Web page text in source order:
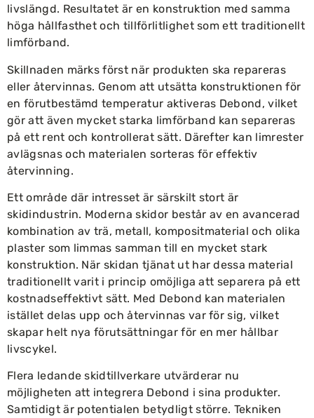
livslängd. Resultatet är en konstruktion med samma
höga hållfasthet och tillförlitlighet som ett traditionellt
limförband.
Skillnaden märks först när produkten ska repareras
eller återvinnas. Genom att utsätta konstruktionen för
en förutbestämd temperatur aktiveras Debond, vilket
gör att även mycket starka limförband kan separeras
på ett rent och kontrollerat sätt. Därefter kan limrester
avlägsnas och materialen sorteras för effektiv
återvinning.
Ett område där intresset är särskilt stort är
skidindustrin. Moderna skidor består av en avancerad
kombination av trä, metall, kompositmaterial och olika
plaster som limmas samman till en mycket stark
konstruktion. När skidan tjänat ut har dessa material
traditionellt varit i princip omöjliga att separera på ett
kostnadseffektivt sätt. Med Debond kan materialen
istället delas upp och återvinnas var för sig, vilket
skapar helt nya förutsättningar för en mer hållbar
livscykel.
Flera ledande skidtillverkare utvärderar nu
möjligheten att integrera Debond i sina produkter.
Samtidigt är potentialen betydligt större. Tekniken